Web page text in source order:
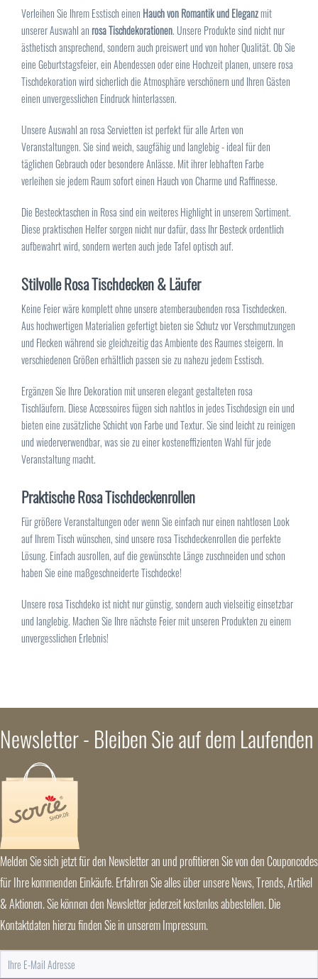
Verleihen Sie Ihrem Esstisch einen Hauch von Romantik und Eleganzmit
unserer Auswahl an rosa Tischdekorationen. Unsere Produkte sind nicht nur
ästhetisch ansprechend, sondern auch preiswert und von hoher Qualität. Ob Sie
eine Geburtstagsfeier, ein Abendessen oder eine Hochzeit planen, unsere rosa
Tischdekoration wird sicherlich die Atmosphäre verschönern und Ihren Gästen
einen unvergesslichen Eindruck hinterlassen.
Unsere Auswahl an rosa Servietten ist perfekt für alle Arten von
Veranstaltungen. Sie sind weich, saugfähig und langlebig - ideal für den
täglichen Gebrauch oder besondere Anlässe. Mit ihrer lebhaften Farbe
verleihen sie jedem Raum sofort einen Hauch von Charme und Raffinesse.
Die Bestecktaschen in Rosa sind ein weiteres Highlight in unserem Sortiment.
Diese praktischen Helfer sorgen nicht nur dafür, dass Ihr Besteck ordentlich
aufbewahrt wird, sondern werten auch jede Tafel optisch auf.
Stilvolle Rosa Tischdecken & Läufer
Keine Feier wäre komplett ohne unsere atemberaubenden rosa Tischdecken.
Aus hochwertigen Materialien gefertigt bieten sie Schutz vor Verschmutzungen
und Flecken während sie gleichzeitig das Ambiente des Raumes steigern. In
verschiedenen Größen erhältlich passen sie zu nahezu jedem Esstisch.
Ergänzen Sie Ihre Dekoration mit unseren elegant gestalteten rosa
Tischläufern. Diese Accessoires fügen sich nahtlos in jedes Tischdesign ein und
bieten eine zusätzliche Schicht von Farbe und Textur. Sie sind leicht zu reinigen
und wiederverwendbar, was sie zu einer kosteneffizienten Wahl für jede
Veranstaltung macht.
Praktische Rosa Tischdeckenrollen
Für größere Veranstaltungen oder wenn Sie einfach nur einen nahtlosen Look
auf Ihrem Tisch wünschen, sind unsere rosa Tischdeckenrollen die perfekte
Lösung. Einfach ausrollen, auf die gewünschte Länge zuschneiden und schon
haben Sie eine maßgeschneiderte Tischdecke!
Unsere rosa Tischdeko ist nicht nur günstig, sondern auch vielseitig einsetzbar
und langlebig. Machen Sie Ihre nächste Feier mit unseren Produkten zu einem
unvergesslichen Erlebnis!
Newsletter - Bleiben Sie auf dem Laufenden
Melden Sie sich jetzt für den Newsletter an und profitieren Sie von den Couponcodes
für Ihre kommenden Einkäufe. Erfahren Sie alles über unsere News, Trends, Artikel
& Aktionen. Sie können den Newsletter jederzeit kostenlos abbestellen. Die
Kontaktdaten hierzu finden Sie in unserem Impressum.